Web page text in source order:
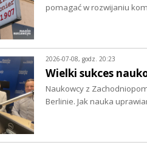
pomagać w rozwijaniu
2026-07-08, godz. 20:23
Wielki sukces
Naukowcy z
Berlinie. Jak nauka